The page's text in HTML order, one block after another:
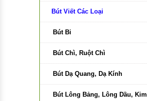
Bút Viết Các Loại
Bút Bi
Bút Chì, Ruột Chì
Bút Dạ Quang, Dạ Kính
Bút Lông Bảng, Lông Dầu, Kim